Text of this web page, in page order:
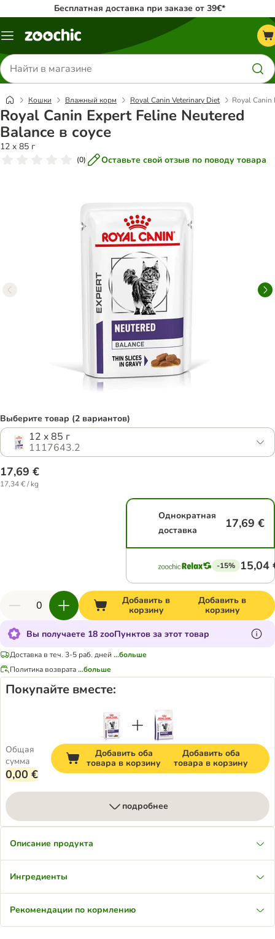
Бесплатная доставка при заказе от 39€*
Каталог
Поиск
товаров
Кошки Влажный корм Royal Canin Veterinary Diet Royal Canin
Royal Canin Expert Feline Neutered
Balance в соусе
12 x 85 г
(0) Оставьте свой отзыв по поводу товара
Выберите товар (2 вариантов)
12 x 85 г
1117643.2
17,69 €
17,34 € / kg
Однократная
доставка
17,69 €
-15% 15,04
Добавить в
корзину
Добавить в
корзину
Вы получаете 18 zooПунктов за этот товар
Доставка в теч. 3-5 раб. дней ...больше
Политика возврата...больше
Покупайте вместе:
Общая
сумма
0,00 €
Добавить оба
товара в корзину
Добавить оба
товара в корзину
подробнее
Описание продукта
Ингредиенты
Рекомендации по кормлению